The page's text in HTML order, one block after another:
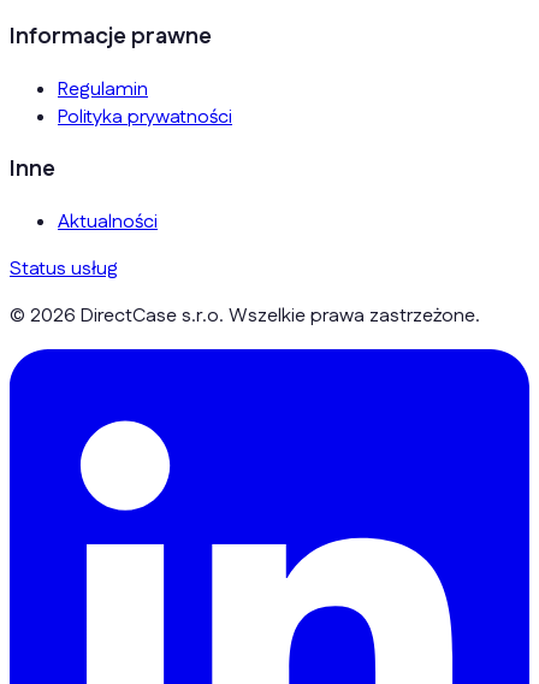
Informacje prawne
Regulamin
Polityka prywatności
Inne
Aktualności
Status usług
© 2026 DirectCase s.r.o. Wszelkie prawa zastrzeżone.